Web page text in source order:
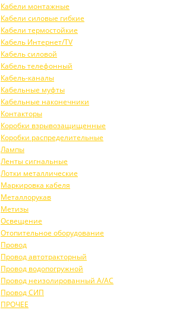
Кабели монтажные
Кабели силовые гибкие
Кабели термостойкие
Кабель Интернет/TV
Кабель силовой
Кабель телефонный
Кабель-каналы
Кабельные муфты
Кабельные наконечники
Контакторы
Коробки взрывозащищенные
Коробки распределительные
Лампы
Ленты сигнальные
Лотки металлические
Маркировка кабеля
Металлорукав
Метизы
Освещение
Отопительное оборудование
Провод
Провод автотракторный
Провод водопогружной
Провод неизолированный А/АС
Провод СИП
ПРОЧЕЕ